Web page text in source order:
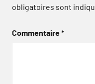
obligatoires sont
Commentaire*